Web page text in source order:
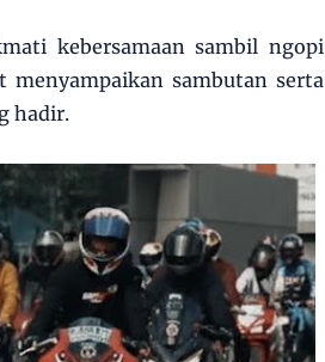
kebersamaan sambil ngopi
menyampaikan sambutan serta
hadir.